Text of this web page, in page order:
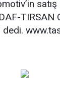
TIRSAN
dedi.